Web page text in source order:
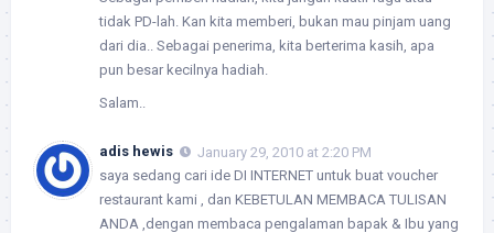
tidak PD-lah. Kan kita memberi, bukan mau pinjam uang
dari dia.. Sebagai penerima, kita berterima kasih, apa
pun besar kecilnya hadiah.
Salam..
adis hewis
January 29, 2010 at 2:20 PM
saya sedang cari ide DI INTERNET untuk buat voucher
restaurant kami , dan KEBETULAN MEMBACA TULISAN
ANDA ,dengan membaca pengalaman bapak & Ibu yang